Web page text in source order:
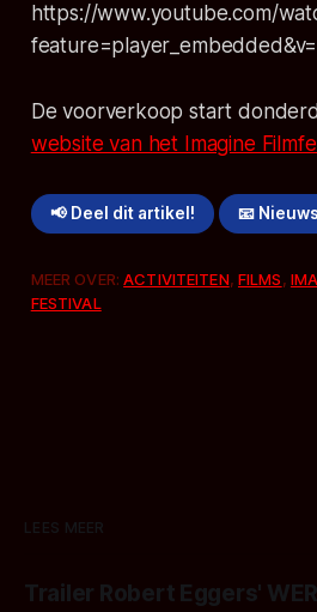
https://www.youtube.com/
De voorverkoop start
website van het Imagine
📢 Deel dit artikel! 📧
MEER OVER:ACTIVITEITEN, FILMS,
FESTIVAL
LEES MEER
Trailer Robert Eggers'